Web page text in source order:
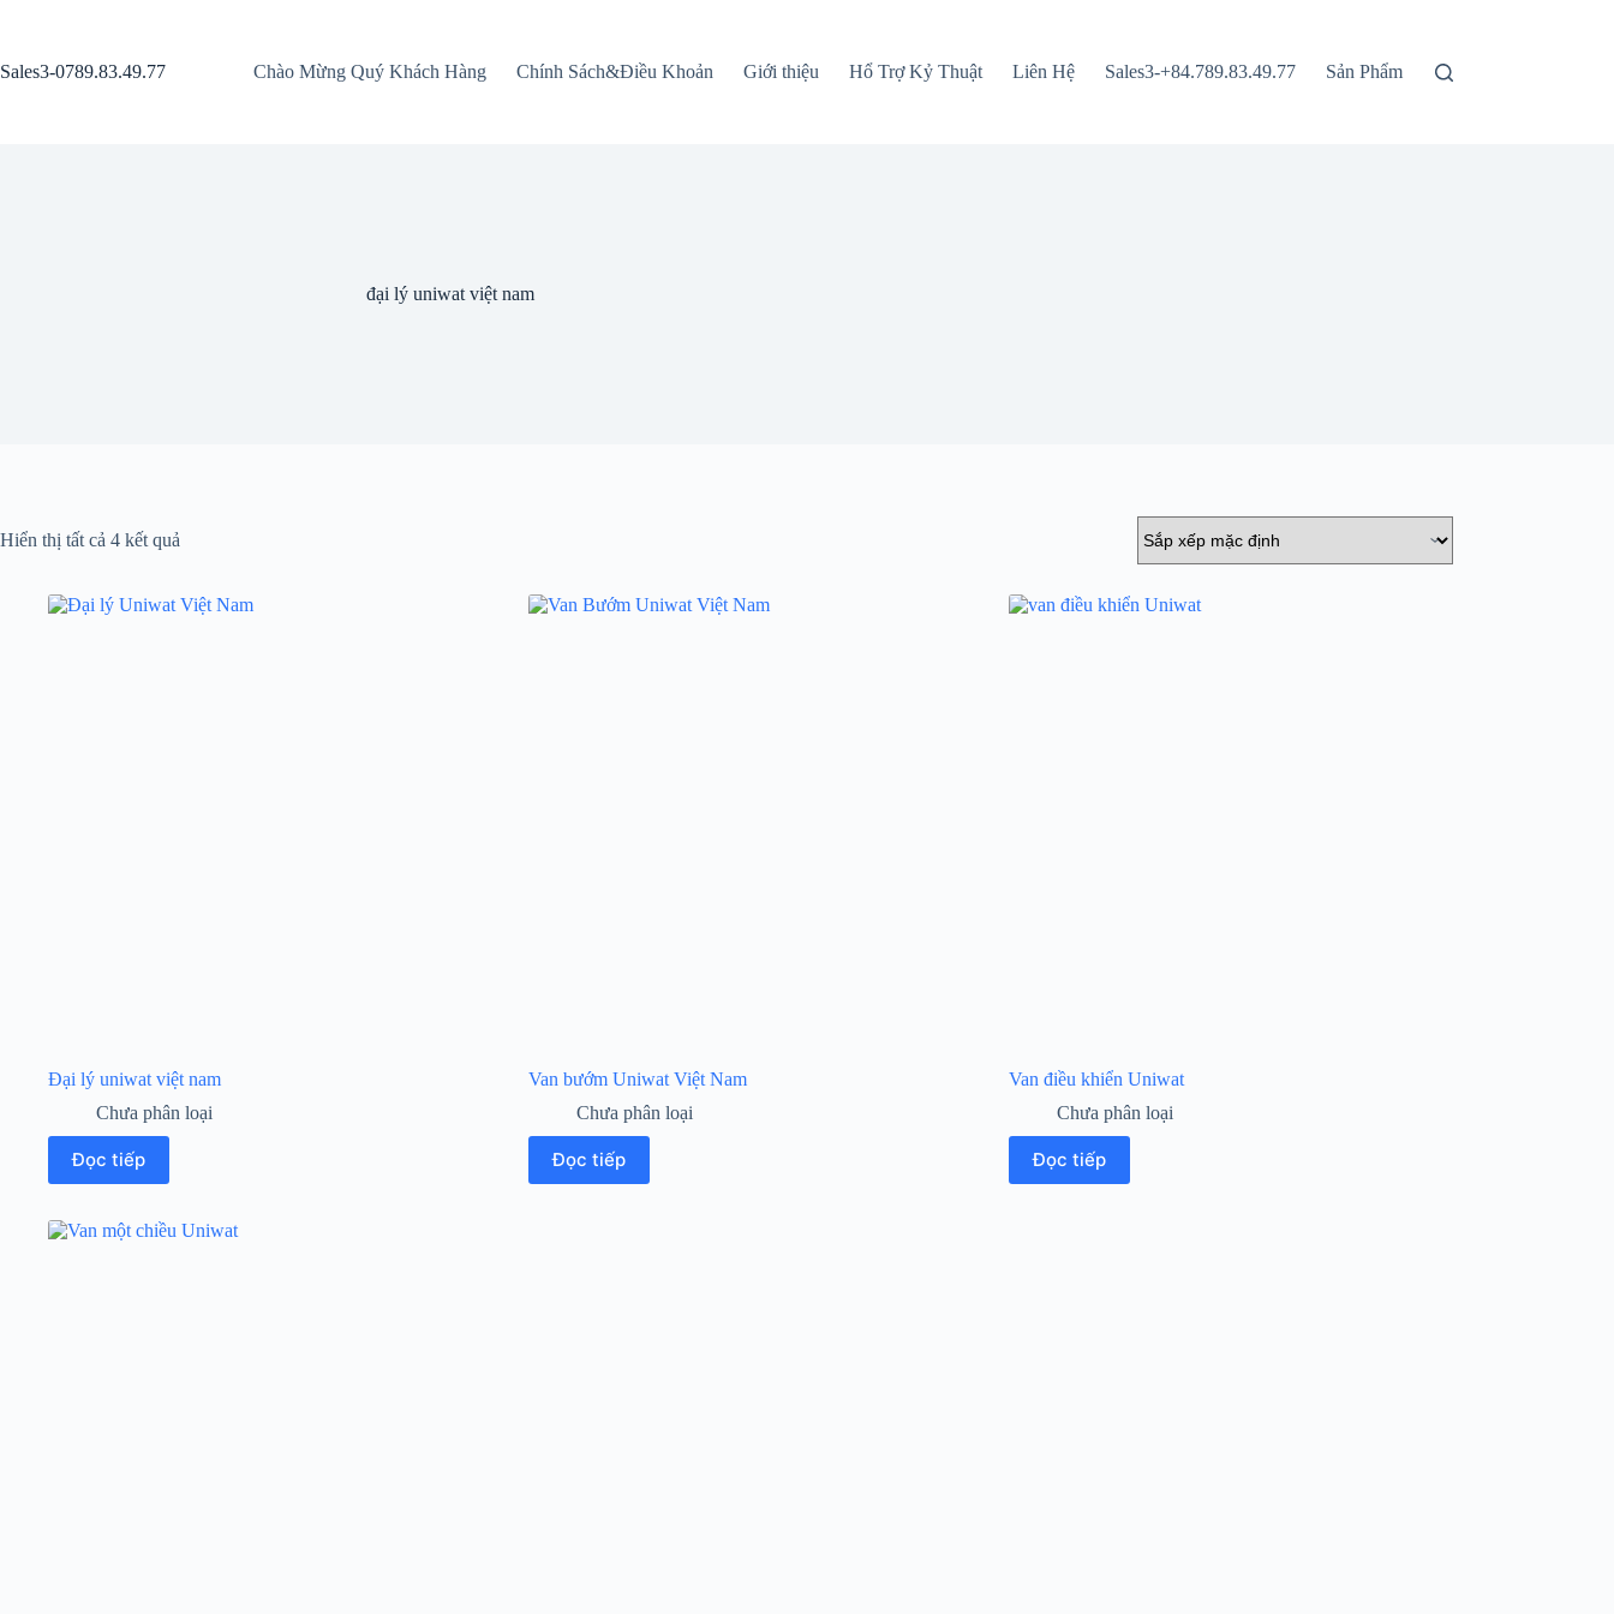
nội
Sales3-0789.83.49.77 Chào Mừng Quý Khách Hàng Chính Sách&Điều Khoản Giới thiệu Hổ Trợ Kỷ Thuật Liên Hệ Sales3-+84.789.83.49.77 Sản Phẩm
đại lý uniwat việt nam
Hiển thị tất cả 4 kết quả
Đại lý uniwat việt nam
Chưa phân loại
Đọc tiếp
Van bướm Uniwat Việt Nam
Chưa phân loại
Đọc tiếp
Van điều khiển Uniwat
Chưa phân loại
Đọc tiếp